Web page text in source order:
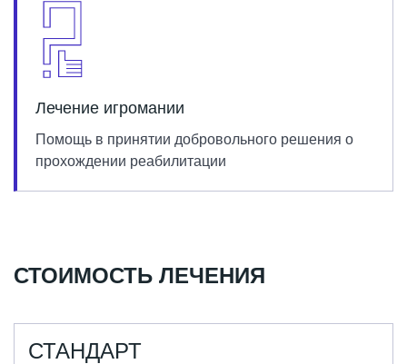
Лечение игромании
Помощь в принятии добровольного решения о
прохождении реабилитации
СТОИМОСТЬ ЛЕЧЕНИЯ
СТАНДАРТ